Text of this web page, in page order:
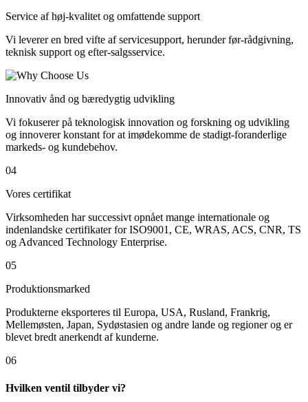
Service af høj-kvalitet og omfattende support
Vi leverer en bred vifte af servicesupport, herunder før-rådgivning,
teknisk support og efter-salgsservice.
Innovativ ånd og bæredygtig udvikling
Vi fokuserer på teknologisk innovation og forskning og udvikling
og innoverer konstant for at imødekomme de stadigt-foranderlige
markeds- og kundebehov.
04
Vores certifikat
Virksomheden har successivt opnået mange internationale og
indenlandske certifikater for ISO9001, CE, WRAS, ACS, CNR, TS
og Advanced Technology Enterprise.
05
Produktionsmarked
Produkterne eksporteres til Europa, USA, Rusland, Frankrig,
Mellemøsten, Japan, Sydøstasien og andre lande og regioner og er
blevet bredt anerkendt af kunderne.
06
Hvilken ventil tilbyder vi?